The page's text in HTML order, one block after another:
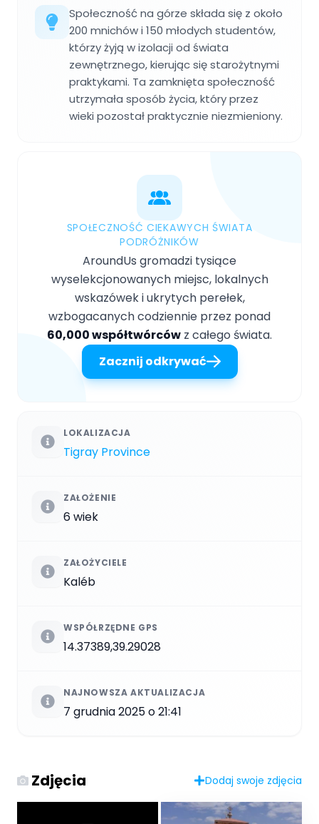
Społeczność na górze składa się z około
200 mnichów i 150 młodych studentów,
którzy żyją w izolacji od świata
zewnętrznego, kierując się starożytnymi
praktykami. Ta zamknięta społeczność
utrzymała sposób życia, który przez
wieki pozostał praktycznie niezmieniony.
SPOŁECZNOŚĆ CIEKAWYCH ŚWIATA
PODRÓŻNIKÓW
AroundUs gromadzi tysiące
wyselekcjonowanych miejsc, lokalnych
wskazówek i ukrytych perełek,
wzbogacanych codziennie przez ponad
60,000 współtwórców z całego świata.
Zacznij odkrywać
LOKALIZACJA
Tigray Province
ZAŁOŻENIE
6 wiek
ZAŁOŻYCIELE
Kaléb
WSPÓŁRZĘDNE GPS
14.37389,39.29028
NAJNOWSZA AKTUALIZACJA
7 grudnia 2025 o 21:41
Zdjęcia Dodaj swoje zdjęcia